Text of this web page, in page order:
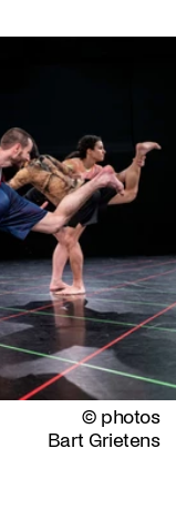
© photos
Bart Grietens